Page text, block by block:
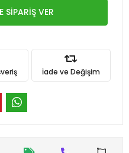
SİPARİŞ VER
İade ve Değişim